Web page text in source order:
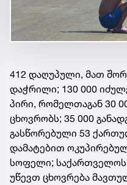
412 დაღუპული, მათ
დაჭრილი; 130 000
პირი, რომელთაგან 30
ცხოვრობს; 35 000
გასწორებული 53
დამატებით
სოფელი;
უწევთ ცხოვრება